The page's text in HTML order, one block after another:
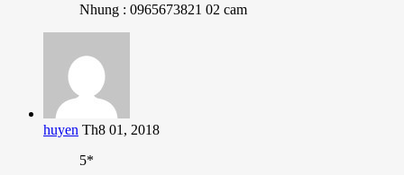
Nhung : 0965673821 02 cam
huyen Th8 01, 2018
5*